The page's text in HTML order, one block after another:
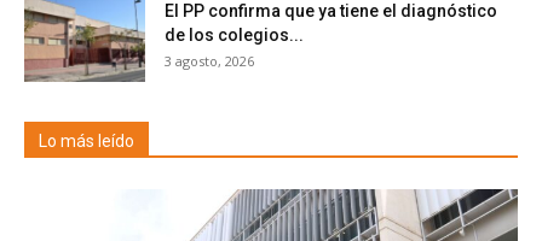
El PP confirma que ya tiene el diagnóstico
de los colegios...
3 agosto, 2026
Lo más leído